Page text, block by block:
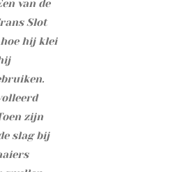
van de
Slot
hij klei
zijn
slag bij